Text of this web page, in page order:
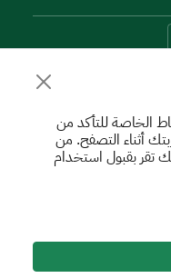
الخاصة للتأكد من
أثناء التصفح. من
تقر بقبول استخدام